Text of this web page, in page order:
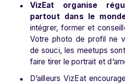
VizEat organise
partout dans le
intégrer, former et
Votre photo de profil ne
de souci, les meetups
faire tirer le portrait et
D’ailleurs VizEat